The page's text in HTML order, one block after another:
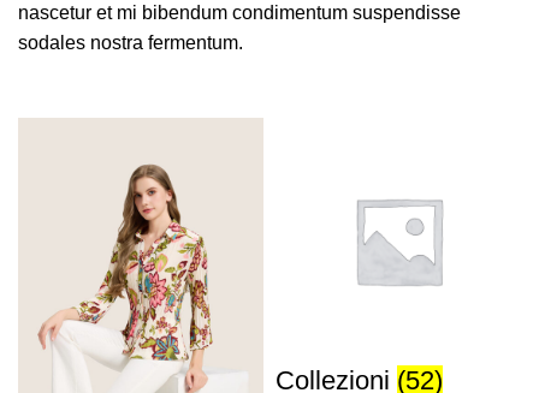
nascetur et mi bibendum condimentum suspendisse
sodales nostra fermentum.
Collezioni (52)